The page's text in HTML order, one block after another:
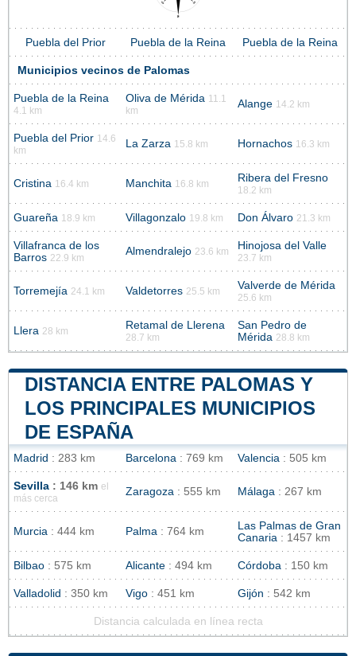
Puebla del Prior Puebla de la Reina Puebla de la Reina
Municipios vecinos de Palomas
Puebla de la Reina
4.1 km
Oliva de Mérida 11.1
km
Alange 14.2 km
Puebla del Prior 14.6
km
La Zarza 15.8 km Hornachos 16.3 km
Cristina 16.4 km Manchita 16.8 km Ribera del Fresno
18.2 km
Guareña 18.9 km Villagonzalo 19.8 km Don Álvaro 21.3 km
Villafranca de los
Barros 22.9 km
Almendralejo 23.6 km Hinojosa del Valle
23.7 km
Torremejía 24.1 km Valdetorres 25.5 km Valverde de Mérida
25.6 km
Llera 28 km Retamal de Llerena
28.7 km
San Pedro de
Mérida 28.8 km
DISTANCIA ENTRE PALOMAS Y
LOS PRINCIPALES MUNICIPIOS
DE ESPAÑA
Madrid : 283 km Barcelona : 769 km Valencia : 505 km
Sevilla : 146 km el
más cerca
Zaragoza : 555 km Málaga : 267 km
Murcia : 444 km Palma : 764 km
Las Palmas de Gran
Canaria : 1457 km
Bilbao : 575 km Alicante : 494 km Córdoba : 150 km
Valladolid : 350 km Vigo : 451 km Gijón : 542 km
Distancia calculada en línea recta